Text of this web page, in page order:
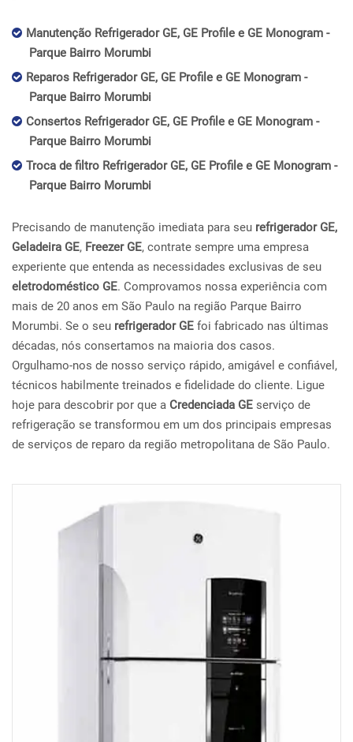
Manutenção Refrigerador GE, GE Profile e GE Monogram -
Parque Bairro Morumbi
Reparos Refrigerador GE, GE Profile e GE Monogram -
Parque Bairro Morumbi
Consertos Refrigerador GE, GE Profile e GE Monogram -
Parque Bairro Morumbi
Troca de filtro Refrigerador GE, GE Profile e GE Monogram -
Parque Bairro Morumbi
Precisando de manutenção imediata para seu refrigerador GE,
Geladeira GE, Freezer GE, contrate sempre uma empresa
experiente que entenda as necessidades exclusivas de seu
eletrodoméstico GE. Comprovamos nossa experiência com
mais de 20 anos em São Paulo na região Parque Bairro
Morumbi. Se o seu refrigerador GE foi fabricado nas últimas
décadas, nós consertamos na maioria dos casos.
Orgulhamo-nos de nosso serviço rápido, amigável e confiável,
técnicos habilmente treinados e fidelidade do cliente. Ligue
hoje para descobrir por que a Credenciada GE serviço de
refrigeração se transformou em um dos principais empresas
de serviços de reparo da região metropolitana de São Paulo.